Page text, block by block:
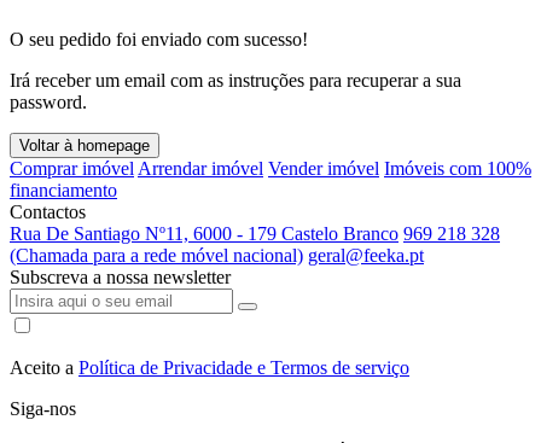
O seu pedido foi enviado com sucesso!
Irá receber um email com as instruções para recuperar a sua
password.
Voltar à homepage
Comprar imóvel Arrendar imóvel Vender imóvel Imóveis com 100%
financiamento
Contactos
Rua De Santiago Nº11, 6000 - 179 Castelo Branco 969 218 328
(Chamada para a rede móvel nacional) geral@feeka.pt
Subscreva a nossa newsletter
Aceito a Política de Privacidade e Termos de serviço
Siga-nos